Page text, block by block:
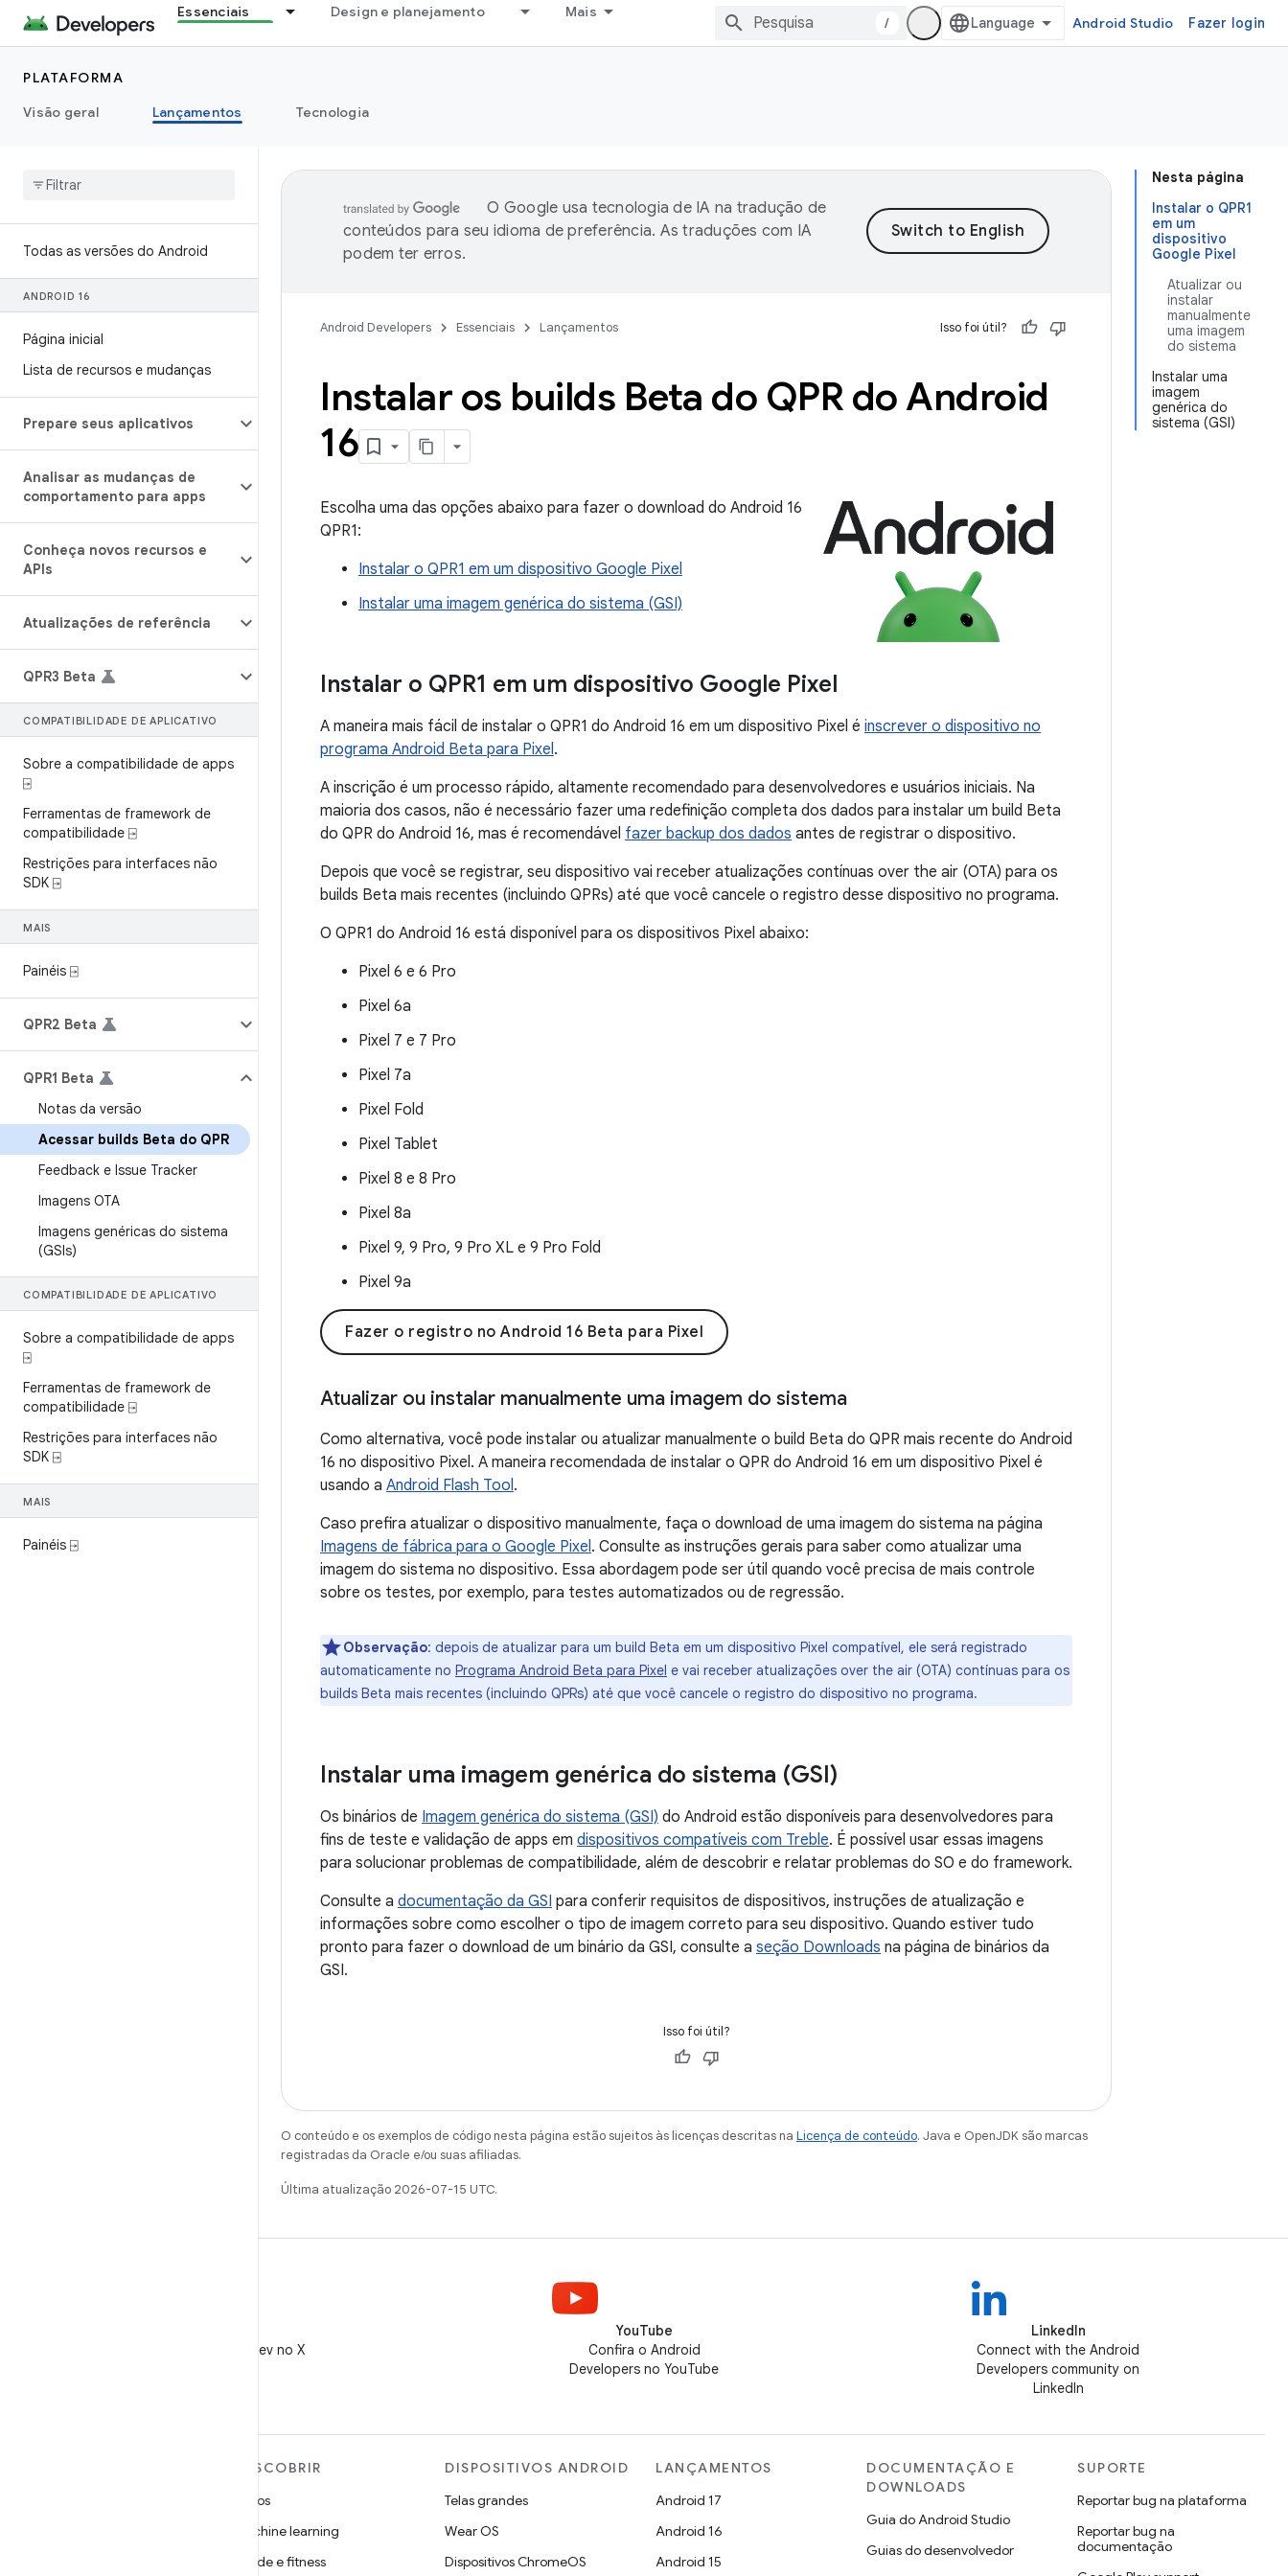
Essenciais Design e planejamento Mais
/ Android Studio Fazer login
PLATAFORMA
Visão geral
Lançamentos Tecnologia
Todas as versões do Android
ANDROID 16
Página inicial
Lista de recursos e mudanças
Prepare seus aplicativos
Analisar as mudanças de
comportamento para apps
Conheça novos recursos e
APIs
Atualizações de referência
QPR3 Beta
COMPATIBILIDADE DE APLICATIVO
Sobre a compatibilidade de apps
⍈
Ferramentas de framework de
compatibilidade ⍈
Restrições para interfaces não
SDK ⍈
MAIS
Painéis ⍈
QPR2 Beta
QPR1 Beta
Notas da versão
Acessar builds Beta do QPR
Feedback e Issue Tracker
Imagens OTA
Imagens genéricas do sistema
(GSIs)
COMPATIBILIDADE DE APLICATIVO
Sobre a compatibilidade de apps
⍈
Ferramentas de framework de
compatibilidade ⍈
Restrições para interfaces não
SDK ⍈
MAIS
Painéis ⍈
Nesta página
Instalar o QPR1
em um
dispositivo
Google Pixel
Atualizar ou
instalar
manualmente
uma imagem
do sistema
Instalar uma
imagem
genérica do
sistema (GSI)
O Google usa tecnologia de IA na tradução de
conteúdos para seu idioma de preferência. As traduções com IA
podem ter erros.
Android Developers Essenciais Lançamentos Isso foi útil?
Instalar os builds Beta do QPR do Android
16
Escolha uma das opções abaixo para fazer o download do Android 16
QPR1:
Instalar o QPR1 em um dispositivo Google Pixel
Instalar uma imagem genérica do sistema (GSI)
Instalar o QPR1 em um dispositivo Google Pixel
A maneira mais fácil de instalar o QPR1 do Android 16 em um dispositivo Pixel é inscrever o dispositivo no
programa Android Beta para Pixel.
A inscrição é um processo rápido, altamente recomendado para desenvolvedores e usuários iniciais. Na
maioria dos casos, não é necessário fazer uma redefinição completa dos dados para instalar um build Beta
do QPR do Android 16, mas é recomendável fazer backup dos dados antes de registrar o dispositivo.
Depois que você se registrar, seu dispositivo vai receber atualizações contínuas over the air (OTA) para os
builds Beta mais recentes (incluindo QPRs) até que você cancele o registro desse dispositivo no programa.
O QPR1 do Android 16 está disponível para os dispositivos Pixel abaixo:
Pixel 6 e 6 Pro
Pixel 6a
Pixel 7 e 7 Pro
Pixel 7a
Pixel Fold
Pixel Tablet
Pixel 8 e 8 Pro
Pixel 8a
Pixel 9, 9 Pro, 9 Pro XL e 9 Pro Fold
Pixel 9a
Fazer o registro no Android 16 Beta para Pixel
Atualizar ou instalar manualmente uma imagem do sistema
Como alternativa, você pode instalar ou atualizar manualmente o build Beta do QPR mais recente do Android
16 no dispositivo Pixel. A maneira recomendada de instalar o QPR do Android 16 em um dispositivo Pixel é
usando a Android Flash Tool.
Caso prefira atualizar o dispositivo manualmente, faça o download de uma imagem do sistema na página
Imagens de fábrica para o Google Pixel. Consulte as instruções gerais para saber como atualizar uma
imagem do sistema no dispositivo. Essa abordagem pode ser útil quando você precisa de mais controle
sobre os testes, por exemplo, para testes automatizados ou de regressão.
Observação: depois de atualizar para um build Beta em um dispositivo Pixel compatível, ele será registrado
automaticamente no Programa Android Beta para Pixel e vai receber atualizações over the air (OTA) contínuas para os
builds Beta mais recentes (incluindo QPRs) até que você cancele o registro do dispositivo no programa.
Instalar uma imagem genérica do sistema (GSI)
Os binários de Imagem genérica do sistema (GSI) do Android estão disponíveis para desenvolvedores para
fins de teste e validação de apps em dispositivos compatíveis com Treble. É possível usar essas imagens
para solucionar problemas de compatibilidade, além de descobrir e relatar problemas do SO e do framework.
Consulte a documentação da GSI para conferir requisitos de dispositivos, instruções de atualização e
informações sobre como escolher o tipo de imagem correto para seu dispositivo. Quando estiver tudo
pronto para fazer o download de um binário da GSI, consulte a seção Downloads na página de binários da
GSI.
Isso foi útil?
O conteúdo e os exemplos de código nesta página estão sujeitos às licenças descritas na Licença de conteúdo. Java e OpenJDK são marcas
registradas da Oracle e/ou suas afiliadas.
Última atualização 2026-07-15 UTC.
Siga @AndroidDev no X
YouTube
Confira o Android
Developers no YouTube
LinkedIn
Connect with the Android
Developers community on
LinkedIn
DESCOBRIR
Jogos
Machine learning
Saúde e fitness
DISPOSITIVOS ANDROID
Telas grandes
Wear OS
Dispositivos ChromeOS
LANÇAMENTOS
Android 17
Android 16
Android 15
DOCUMENTAÇÃO E
DOWNLOADS
Guia do Android Studio
Guias do desenvolvedor
SUPORTE
Reportar bug na plataforma
Reportar bug na
documentação